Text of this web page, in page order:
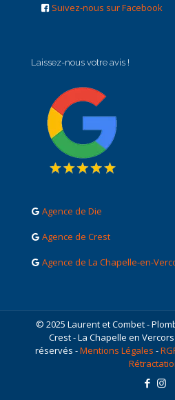
Suivez-nous sur Facebook
Laissez-nous votre avis !
Agence de Die
Agence de Crest
Agence de La Chapelle-en-
© 2025 Laurent et Combet -
Crest - La Chapelle en
réservés -Mentions Légales -